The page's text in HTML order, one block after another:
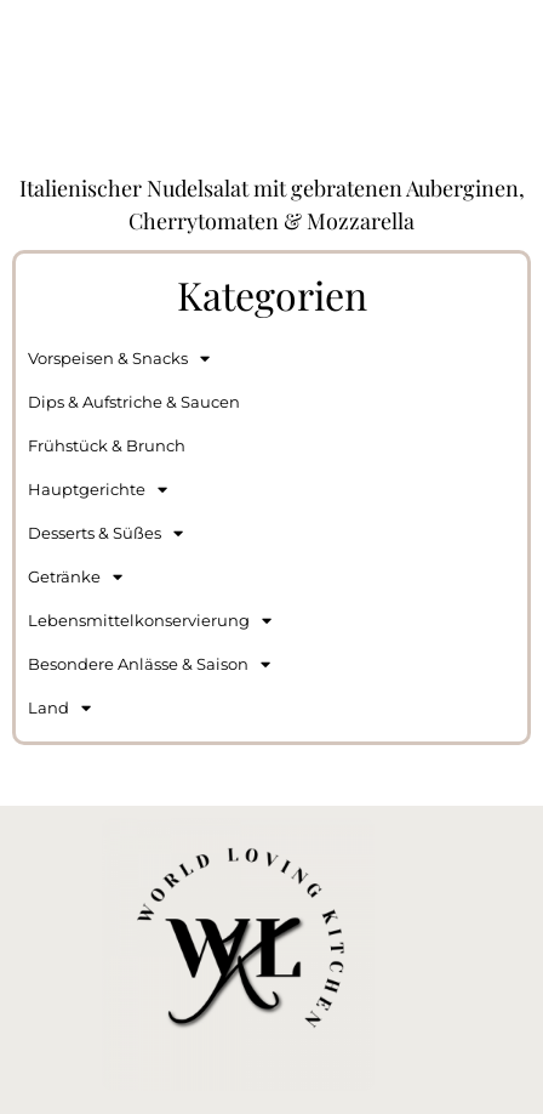
Italienischer Nudelsalat mit gebratenen Auberginen,
Cherrytomaten & Mozzarella
Kategorien
Vorspeisen & Snacks
Dips & Aufstriche & Saucen
Frühstück & Brunch
Hauptgerichte
Desserts & Süßes
Getränke
Lebensmittelkonservierung
Besondere Anlässe & Saison
Land